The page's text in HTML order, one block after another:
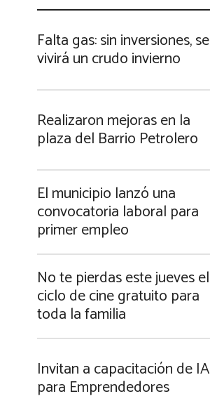
Falta gas: sin inversiones, se
vivirá un crudo invierno
Realizaron mejoras en la
plaza del Barrio Petrolero
El municipio lanzó una
convocatoria laboral para
primer empleo
No te pierdas este jueves el
ciclo de cine gratuito para
toda la familia
Invitan a capacitación de IA
para Emprendedores